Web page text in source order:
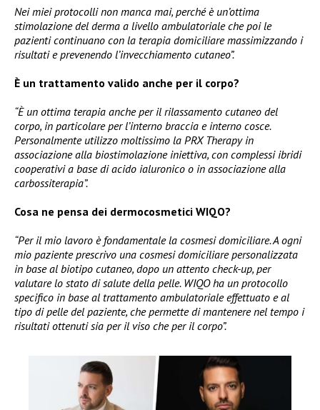
Nei miei protocolli non manca mai, perché è un’ottima
stimolazione del derma a livello ambulatoriale che poi le
pazienti continuano con la terapia domiciliare massimizzando i
risultati e prevenendo l’invecchiamento cutaneo”.
È un trattamento valido anche per il corpo?
“È un ottima terapia anche per il rilassamento cutaneo del
corpo, in particolare per l’interno braccia e interno cosce.
Personalmente utilizzo moltissimo la PRX Therapy in
associazione alla biostimolazione iniettiva, con complessi ibridi
cooperativi a base di acido ialuronico o in associazione alla
carbossiterapia”.
Cosa ne pensa dei dermocosmetici WIQO?
“Per il mio lavoro è fondamentale la cosmesi domiciliare. A ogni
mio paziente prescrivo una cosmesi domiciliare personalizzata
in base al biotipo cutaneo, dopo un attento check-up, per
valutare lo stato di salute della pelle. WIQO ha un protocollo
specifico in base al trattamento ambulatoriale effettuato e al
tipo di pelle del paziente, che permette di mantenere nel tempo i
risultati ottenuti sia per il viso che per il corpo”.